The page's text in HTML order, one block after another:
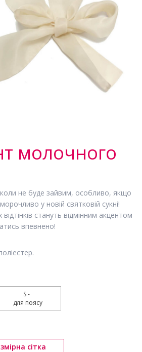
молочного
не буде зайвим, особливо, якщо
у новій святковій сукні!
стануть відмінним акцентом
впевнено!
S -
для поясу
сітка